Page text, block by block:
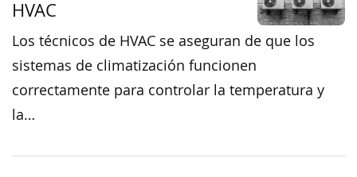
HVAC
Los técnicos de HVAC se aseguran de que los
sistemas de climatización funcionen
correctamente para controlar la temperatura y
la…